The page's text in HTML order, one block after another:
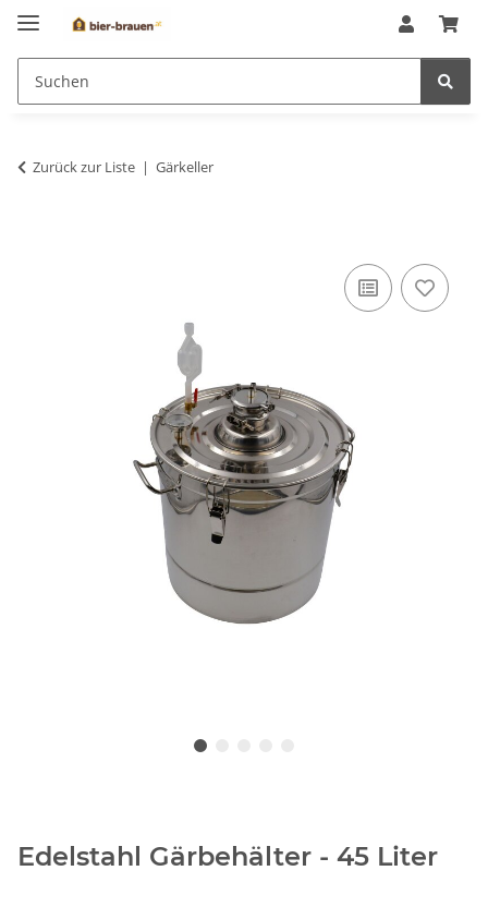
Zurück zur Liste Gärkeller
Edelstahl Gärbehälter - 45 Liter